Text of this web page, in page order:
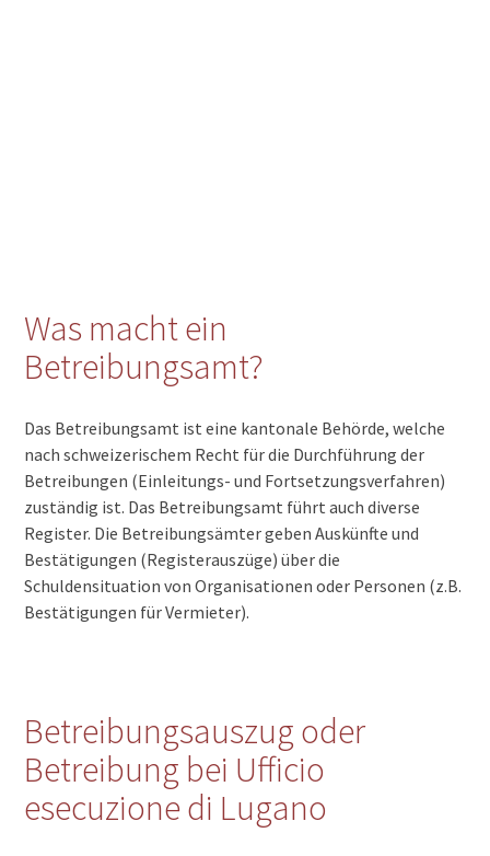
6944 Cureglia
6943 Vezia
6942 Savosa
6939 Arosio
6938 Vezio
6938 Fescoggia
6937 Breno
6936 Cademario
6935 Bosco Luganese
6934 Bioggio
6933 Muzzano
6927 Agra
6926 Montagnola
6925 Gentilino
6924 Sorengo
6922 Morcote
Was macht ein
Betreibungsamt?
Das Betreibungsamt ist eine kantonale Behörde, welche
nach schweizerischem Recht für die Durchführung der
Betreibungen (Einleitungs- und Fortsetzungsverfahren)
zuständig ist. Das Betreibungsamt führt auch diverse
Register. Die Betreibungsämter geben Auskünfte und
Bestätigungen (Registerauszüge) über die
Schuldensituation von Organisationen oder Personen (z.B.
Bestätigungen für Vermieter).
Betreibungsauszug oder
Betreibung bei Ufficio
esecuzione di Lugano